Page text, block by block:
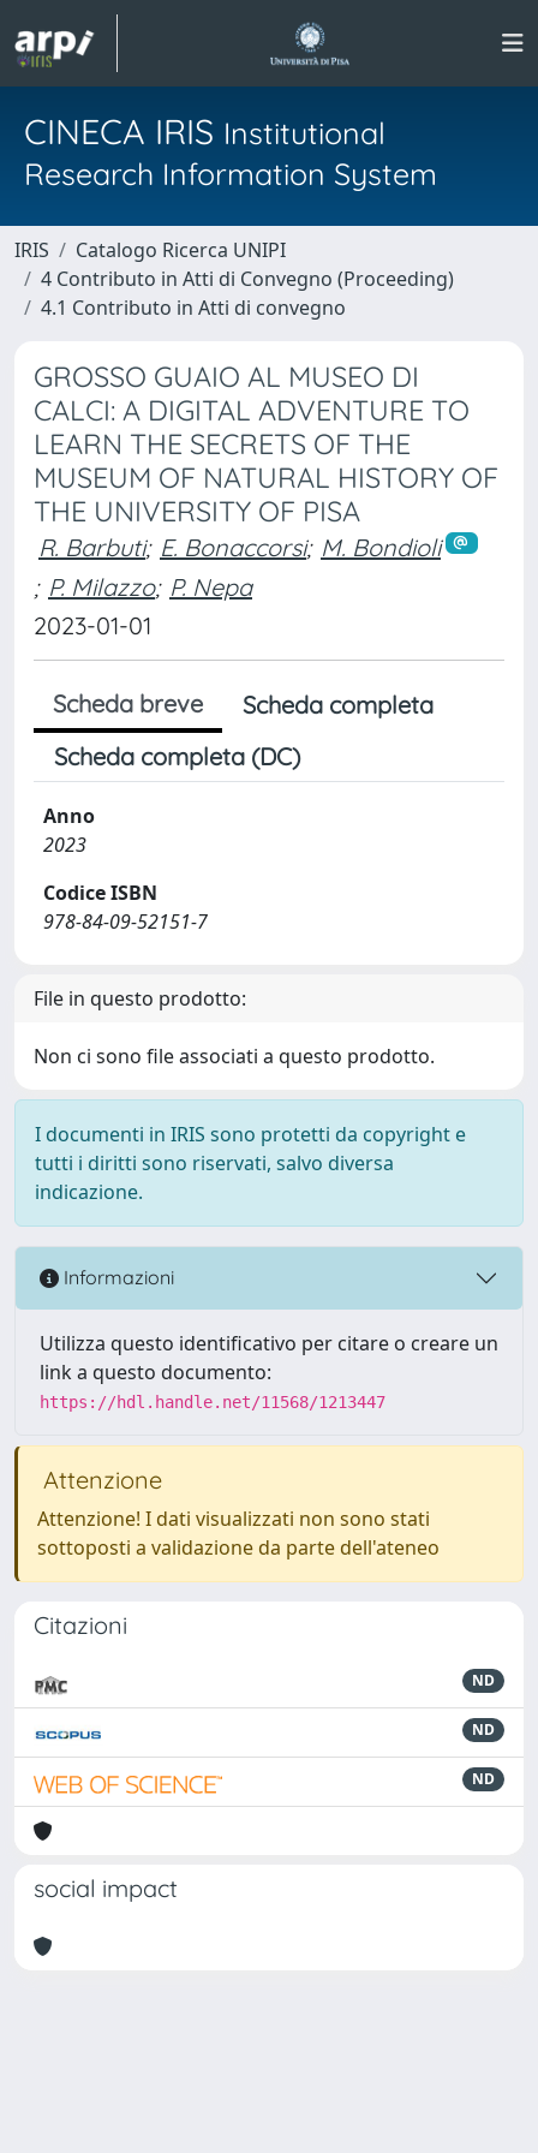
CINECA IRIS Institutional
Research Information System
IRIS
Catalogo Ricerca UNIPI
4 Contributo in Atti di Convegno (Proceeding)
4.1 Contributo in Atti di convegno
GROSSO GUAIO AL MUSEO DI
CALCI: A DIGITAL ADVENTURE TO
LEARN THE SECRETS OF THE
MUSEUM OF NATURAL HISTORY OF
THE UNIVERSITY OF PISA
R. Barbuti; E. Bonaccorsi; M. Bondioli
; P. Milazzo; P. Nepa
2023-01-01
Scheda breve
Scheda completa
Scheda completa (DC)
Anno
2023
Codice ISBN
978-84-09-52151-7
File in questo prodotto:
Non ci sono file associati a questo prodotto.
I documenti in IRIS sono protetti da copyright e
tutti i diritti sono riservati, salvo diversa
indicazione.
Informazioni
Utilizza questo identificativo per citare o creare un
link a questo documento:
https://hdl.handle.net/11568/1213447
Attenzione
Attenzione! I dati visualizzati non sono stati
sottoposti a validazione da parte dell'ateneo
Citazioni
ND
ND
ND
social impact